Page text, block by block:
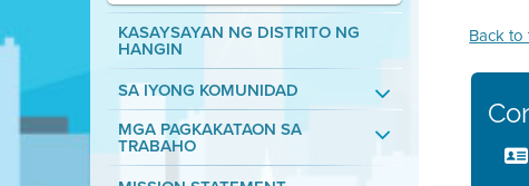
KASAYSAYAN NG DISTRITO NG
HANGIN
SA IYONG KOMUNIDAD
MGA PAGKAKATAON SA
TRABAHO
Back